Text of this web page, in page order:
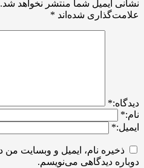
نشانی ایمیل شما منتشر نخواهد شد.
علامت‌گذاری شده‌اند *
ديدگاه:*
نام:*
ایمیل:*
ذخیره نام، ایمیل و وبسایت
دوباره دیدگاهی می‌نویسم.